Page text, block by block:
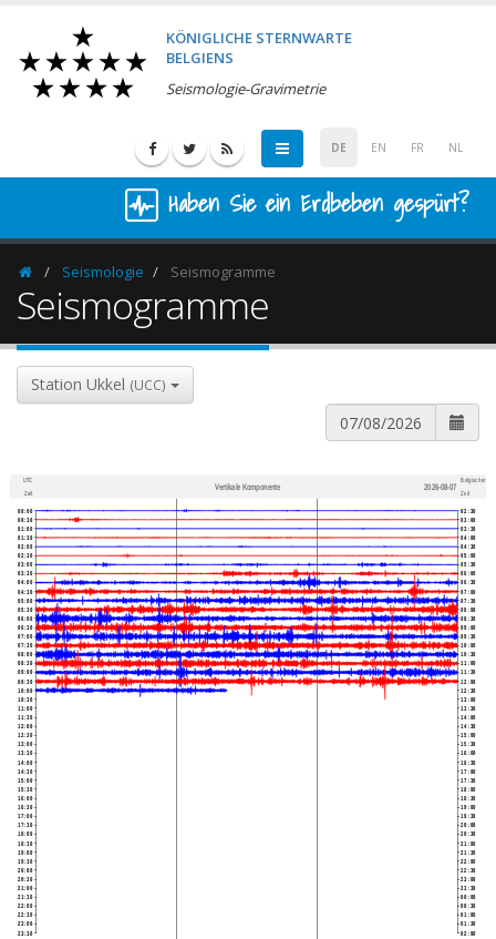
KÖNIGLICHE STERNWARTE
BELGIENS
Seismologie-Gravimetrie
DE EN FR NL
Haben Sie ein Erdbeben gespürt?
HomepageSeismologie Seismogramme
Seismogramme
Station Ukkel (UCC)
UTC
Zeit
Vertikale Komponente 2026-08-07
Belgischer
Zeit
00:00
00:30
01:00
01:30
02:00
02:30
03:00
03:30
04:00
04:30
05:00
05:30
06:00
06:30
07:00
07:30
08:00
08:30
09:00
09:30
10:00
10:30
11:00
11:30
12:00
12:30
13:00
13:30
14:00
14:30
15:00
15:30
16:00
16:30
17:00
17:30
18:00
18:30
19:00
19:30
20:00
20:30
21:00
21:30
22:00
22:30
23:00
23:30
02:30
03:00
03:30
04:00
04:30
05:00
05:30
06:00
06:30
07:00
07:30
08:00
08:30
09:00
09:30
10:00
10:30
11:00
11:30
12:00
12:30
13:00
13:30
14:00
14:30
15:00
15:30
16:00
16:30
17:00
17:30
18:00
18:30
19:00
19:30
20:00
20:30
21:00
21:30
22:00
22:30
23:00
23:30
00:00
00:30
01:00
01:30
02:00